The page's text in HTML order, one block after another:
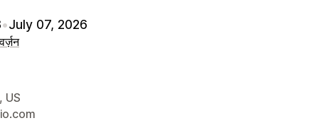
•July 07, 2026
जानकारी
US